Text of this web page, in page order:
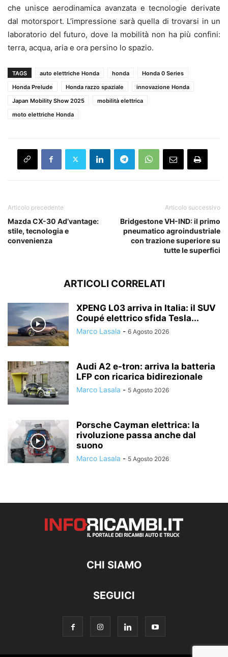
che unisce aerodinamica avanzata e tecnologie derivate
dal motorsport. L’impressione sarà quella di trovarsi in un
laboratorio del futuro, dove la mobilità non ha più confini:
terra, acqua, aria e ora persino lo spazio.
TAGS auto elettriche Honda honda
Honda 0 Series
Honda Prelude
Honda razzo spaziale
innovazione Honda
Japan Mobility Show 2025
mobilità elettrica
moto elettriche Honda
Articolo precedente
Mazda CX-30 Ad’vantage:
stile, tecnologia e
convenienza
Articolo successivo
Bridgestone VH-IND: il primo
pneumatico agroindustriale
con trazione superiore su
tutte le superfici
ARTICOLI CORRELATI
XPENG L03 arriva in Italia: il SUV
Coupé elettrico sfida Tesla...
Marco Lasala - 6 Agosto 2026
Audi A2 e-tron: arriva la batteria
LFP con ricarica bidirezionale
Marco Lasala - 5 Agosto 2026
Porsche Cayman elettrica: la
rivoluzione passa anche dal
suono
Marco Lasala - 5 Agosto 2026
CHI SIAMO
SEGUICI